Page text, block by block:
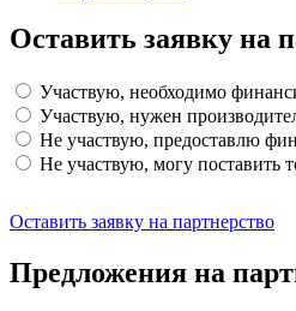
Оставить заявку на
Участвую, необходимо
Участвую, нужен
Не участвую, предоставлю
Не участвую, могу поставить
Оставить заявку на партнерство
Предложения на